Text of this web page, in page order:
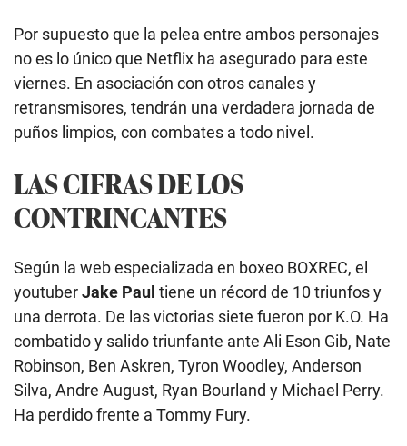
Por supuesto que la pelea entre ambos personajes
no es lo único que Netflix ha asegurado para este
viernes. En asociación con otros canales y
retransmisores, tendrán una verdadera jornada de
puños limpios, con combates a todo nivel.
LAS CIFRAS DE LOS
CONTRINCANTES
Según la web especializada en boxeo BOXREC, el
youtuberJake Paul tiene un récord de 10 triunfos y
una derrota. De las victorias siete fueron por K.O. Ha
combatido y salido triunfante ante Ali Eson Gib, Nate
Robinson, Ben Askren, Tyron Woodley, Anderson
Silva, Andre August, Ryan Bourland y Michael Perry.
Ha perdido frente a Tommy Fury.